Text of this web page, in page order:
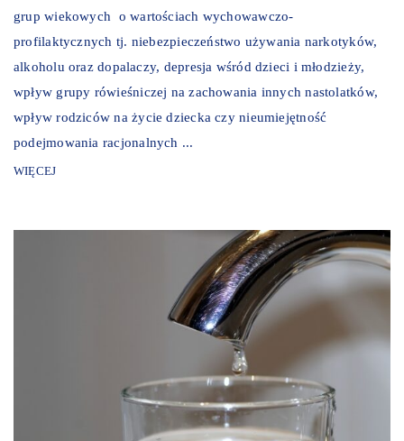
grup wiekowych o wartościach wychowawczo-
profilaktycznych tj. niebezpieczeństwo używania narkotyków,
alkoholu oraz dopalaczy, depresja wśród dzieci i młodzieży,
wpływ grupy rówieśniczej na zachowania innych nastolatków,
wpływ rodziców na życie dziecka czy nieumiejętność
podejmowania racjonalnych ...
WIĘCEJ